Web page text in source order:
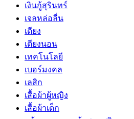
เงินกู้สุรินทร์
เจลหล่อลื่น
เตียง
เตียงนอน
เทคโนโลยี
เบอร์มงคล
เลสิก
เสื้อผ้าผู้หญิง
เสื้อผ้าเด็ก